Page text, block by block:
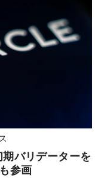
バリデーターを
参画